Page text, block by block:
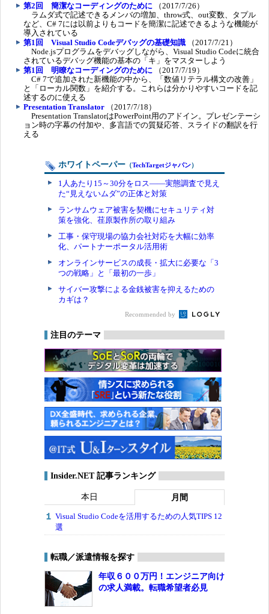
第2回 簡潔なコーディングのために （2017/7/26）
ラムダ式で記述できるメンバの増加、throw式、out変数、タプル
など、C# 7には以前よりもコードを簡潔に記述できるような機能が
導入されている
第1回 Visual Studio Codeデバッグの基礎知識 （2017/7/21）
Node.jsプログラムをデバッグしながら、Visual Studio Codeに統合
されているデバッグ機能の基本の「キ」をマスターしよう
第1回 明瞭なコーディングのために （2017/7/19）
C# 7で追加された新機能の中から、「数値リテラル構文の改善」
と「ローカル関数」を紹介する。これらは分かりやすいコードを記
述するのに使える
Presentation Translator （2017/7/18）
Presentation TranslatorはPowerPoint用のアドイン。プレゼンテーシ
ョン時の字幕の付加や、多言語での質疑応答、スライドの翻訳を行
える
ホワイトペーパー （TechTargetジャパン）
1人あたり15～30分をロス――実態調査で見え
た“見えないムダ”の正体と対策
ランサムウェア被害を契機にセキュリティ対
策を強化、荏原製作所の取り組み
工事・保守現場の協力会社対応を大幅に効率
化、パートナーポータル活用術
オンラインサービスの成長・拡大に必要な「3
つの戦略」と「最初の一歩」
サイバー攻撃による金銭被害を抑えるための
カギは？
Recommended by
注目のテーマ
Insider.NET 記事ランキング
本日 月間
Visual Studio Codeを活用するための人気TIPS 12
選
転職／派遣情報を探す
年収６００万円！エンジニア向け
の求人満載。転職希望者必見